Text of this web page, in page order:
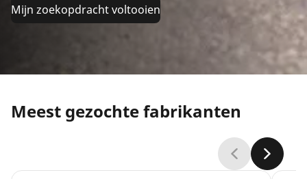
Mijn zoekopdracht voltooien
Meest gezochte fabrikanten